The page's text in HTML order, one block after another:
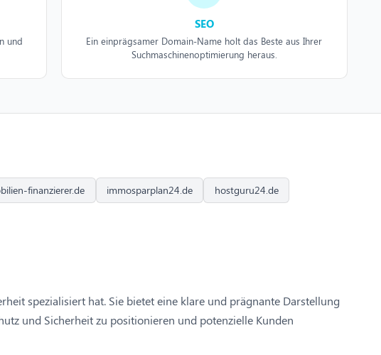
und
SEO
Ein einprägsamer Domain-Name holt das Beste aus Ihrer
Suchmaschinenoptimierung heraus.
finanzierer.de immosparplan24.de hostguru24.de
spezialisiert hat. Sie bietet eine klare und prägnante Darstellung
und Sicherheit zu positionieren und potenzielle Kunden